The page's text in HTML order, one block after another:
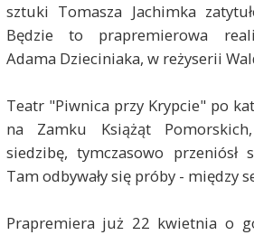
sztuki Tomasza Jachimka
Będzie to prapremierowa
Adama Dzieciniaka, w reżyserii
Teatr "Piwnica przy Krypcie" po
na Zamku Książąt
siedzibę, tymczasowo przeniósł
Tam odbywały się próby - między
Prapremiera już 22 kwietnia o